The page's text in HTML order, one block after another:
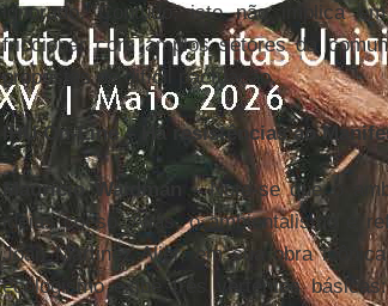
ignorado. Contudo, isto não implica
friccionar com amplos setores da
propostas de difícil pactuação.
IHU On-Line – Há resistências ao
Maurício Waldman -Note-se que o
ideias coeso. Aliás, o ambientalismo é
Joan Martinez Alier, em sua obra
ecologismo exibe três vertentes